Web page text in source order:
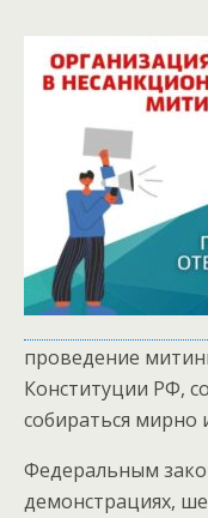
проведение
Конституции РФ,
собираться мирно
Федеральным
демонстрациях,